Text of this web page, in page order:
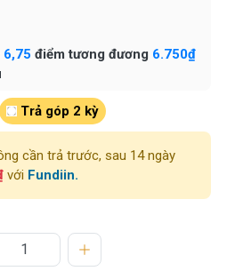
6,75 điểm tương đương 6.750₫
Trả góp 2 kỳ
cần trả trước, sau 14 ngày
với Fundiin.